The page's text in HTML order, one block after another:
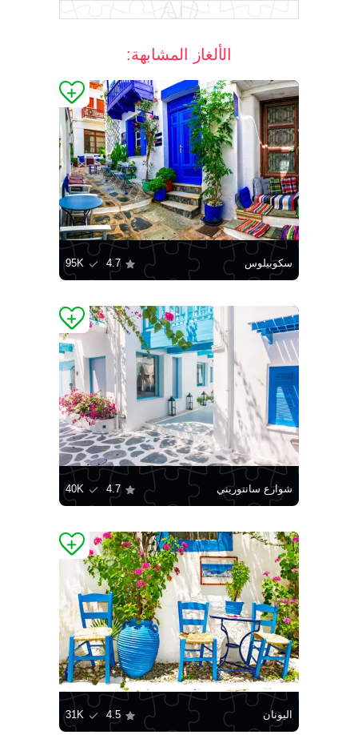
الألغاز المشابهة:
سكوبيلوس 4.7
95K
شوارع سانتوريني 4.7
40K
اليونان 4.5
31K